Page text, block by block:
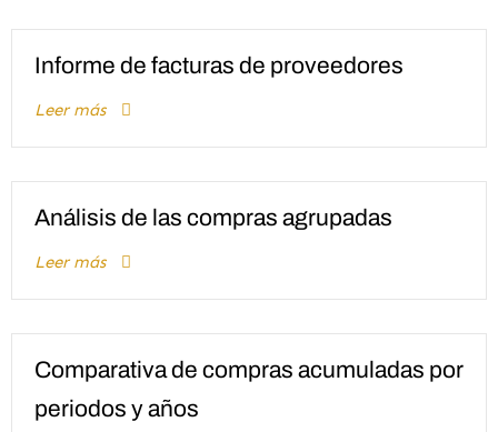
Informe de facturas de proveedores
Leer más
Análisis de las compras agrupadas
Leer más
Comparativa de compras acumuladas por
periodos y años